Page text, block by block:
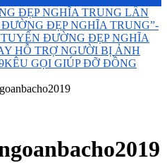
ĐẸP NGHĨA TRUNG LẦN
ĐƯỜNG ĐẸP NGHĨA TRUNG”-
ĐƯỜNG ĐẸP NGHĨA
HỖ TRỢ NGƯỜI BỊ ẢNH
KÊU GỌI GIÚP ĐỠ ĐỒNG